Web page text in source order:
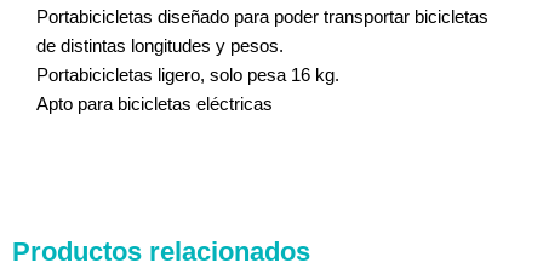
Portabicicletas diseñado para poder transportar bicicletas
de distintas longitudes y pesos.
Portabicicletas ligero, solo pesa 16 kg.
Apto para bicicletas eléctricas
Productos relacionados